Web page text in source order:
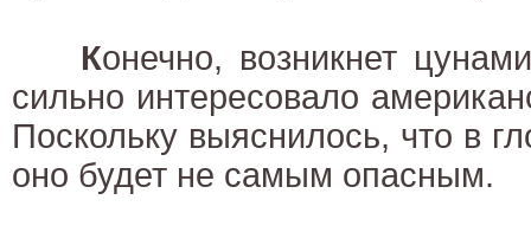
Конечно, возникнет
сильно интересовало
Поскольку выяснилось, что в
оно будет не самым опасным.